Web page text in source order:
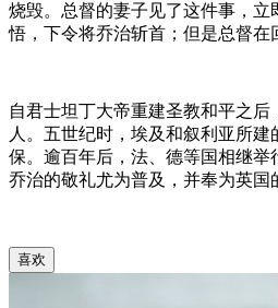
烧毁。总督的妻子见了这件事，立
悟，下令将乔治斩首；但是总督在
自君士坦丁大帝重建圣教和平之
人。五世纪时，埃及和叙利亚所
保。逾百年后，法、德等国相继
乔治的敬礼尤为普及，并奉为英国
喜欢